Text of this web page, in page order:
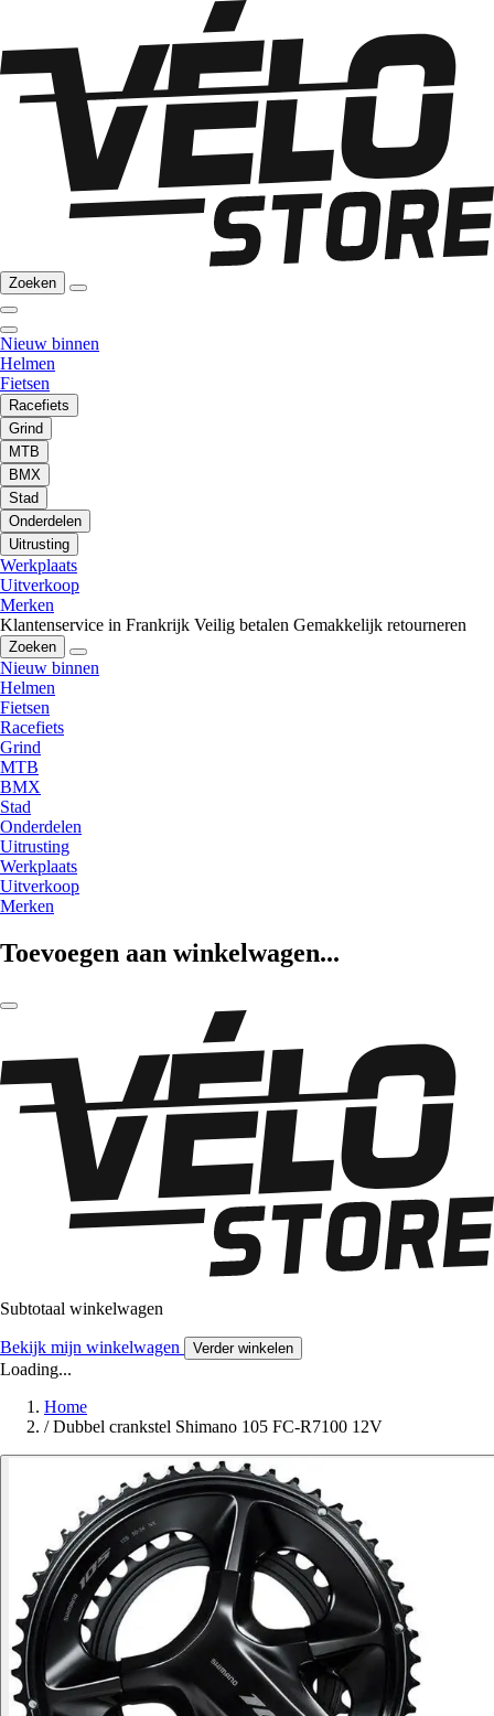
Zoeken
Nieuw binnen
Helmen
Fietsen
Racefiets
Grind
MTB
BMX
Stad
Onderdelen
Uitrusting
Werkplaats
Uitverkoop
Merken
Klantenservice in Frankrijk Veilig betalen Gemakkelijk retourneren
Zoeken
Nieuw binnen
Helmen
Fietsen
Racefiets
Grind
MTB
BMX
Stad
Onderdelen
Uitrusting
Werkplaats
Uitverkoop
Merken
Toevoegen aan winkelwagen...
Subtotaal winkelwagen
Bekijk mijn winkelwagen Verder winkelen
Loading...
Home
/ Dubbel crankstel Shimano 105 FC-R7100 12V